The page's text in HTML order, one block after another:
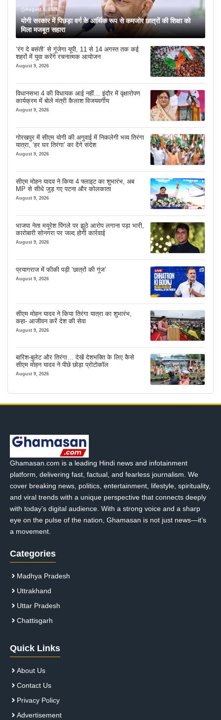
August 9, 2026
योगी सरकार में पिछड़ा वर्ग के आर्थिक रूप से कमजोर छात्रों की शिक्षा को
मिला मजबूत सहारा
‘रंग दे बसंती’ से गूंजेगा यूपी, 11 से 14 अगस्त तक कई
शहरों में युवा करेंगे रचनात्मक आयोजन
August 9, 2026
विधानसभा 4 की विधायक आई नहीं… इंदौर में वृक्षारोपण
कार्यक्रम में बोले मंत्री कैलाश विजयवर्गीय
August 9, 2026
गोरखपुर में सीएम योगी की अगुवाई में निकलेगी भव्य तिरंगा
यात्रा, ‘हर घर तिरंगा’ का देंगे संदेश
August 9, 2026
सीएम मोहन यादव ने किया 4 फ्लाइट का शुभारंभ, अब
MP से सीधे जुड़ गए पटना और कोलकाता
August 9, 2026
भाजपा नेता मयूरेश पिंगले पर झूठे आरोप लगाना पड़ा भारी,
कारोबारी सोनगरा पर जल्द होगी कार्रवाई
August 9, 2026
प्रयागराज में फीकी पड़ी ‘छात्रों की गूंज’
August 9, 2026
सीएम मोहन यादव ने किया तिरंगा यात्रा का शुभारंभ,
कहा- आजीवन करें देश की सेवा
August 9, 2026
बारिश-बुलेट और तिरंगा… देखें देशभक्ति के लिए कैसे
सीएम मोहन यादव ने पीछे छोड़ा प्रोटोकॉल
August 9, 2026
Ghamasan.com is a leading Hindi news and infotainment
platform, delivering fast, factual, and fearless journalism. We
cover breaking news, politics, entertainment, lifestyle, spirituality,
and viral trends with a unique perspective that connects deeply
with today’s digital audience. With a strong voice and a sharp
eye on the pulse of the nation, Ghamasan is not just news—it’s
a movement.
Categories
Madhya Pradesh
Uttrakhand
Uttar Pradesh
Chattisgarh
Quick Links
About Us
Contact Us
Privacy Policy
Advertisement